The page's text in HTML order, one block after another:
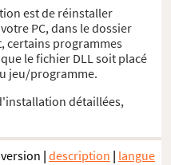
est de réinstaller
PC, dans le dossier
certains programmes
le fichier DLL soit placé
jeu/programme.
détaillées,
version | description | langue